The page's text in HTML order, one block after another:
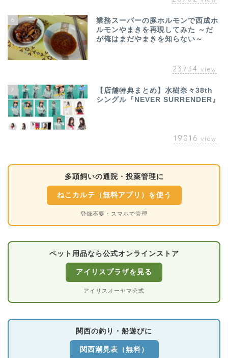
6
業務スーパーの豚ホルモンで西成ホ
ルモンやまきを再現してみた ～だ
が俺はまだやまきを知らない～
23734 view
7
【店舗特典まとめ】水樹奈々38th
シングル『NEVER SURRENDER』
19016 view
多頭飼いの通院・投薬管理に
ねこカルテ（無料アプリ）を使う
登録不要・スマホで管理
ペット用品なら公式オンラインストア
アイリスプラザを見る
アイリスオーヤマ公式
関西の釣り・船遊びに
関西潮見表（無料）